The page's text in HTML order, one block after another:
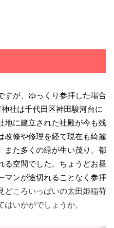
すが、ゆっくり参拝した場合
社は千代田区神田駿河台に
地に建立された社殿が今も残
改修や修理を経て現在も綺麗
また多くの緑が生い茂り、都
る空間でした。ちょうどお昼
マンが途切れることなく参拝
どころいっぱいの太田姫稲荷
いかがでしょうか。